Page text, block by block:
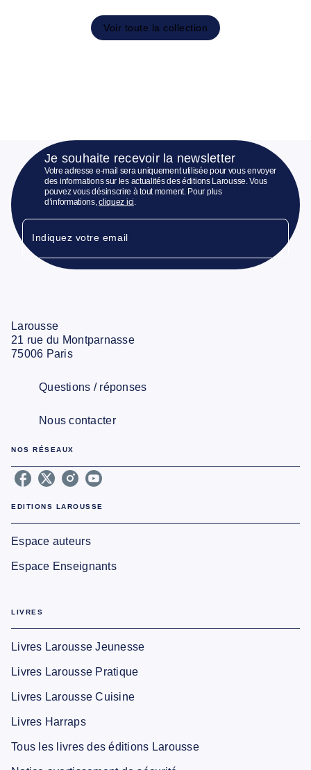
Voir toute la collection
Je souhaite recevoir la newsletter
Votre adresse e-mail sera uniquement utilisée pour vous envoyer
des informations sur les actualités des éditions Larousse. Vous
pouvez vous désinscrire à tout moment. Pour plus
d’informations,cliquez ici.
Indiquez votre email
Larousse
21 rue du Montparnasse
75006 Paris
Questions / réponses
Nous contacter
NOS RÉSEAUX
EDITIONS LAROUSSE
Espace auteurs
Espace Enseignants
LIVRES
Livres Larousse Jeunesse
Livres Larousse Pratique
Livres Larousse Cuisine
Livres Harraps
Tous les livres des éditions Larousse